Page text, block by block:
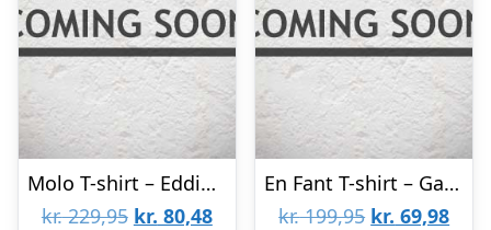
Molo T-shirt – Eddie – Neon Rainbow
kr.229,95 Den
kr. 80,48Den
En Fant T-shirt – Gate – Mint m. Dyr
kr.199,95 Den
kr. 69,98Den